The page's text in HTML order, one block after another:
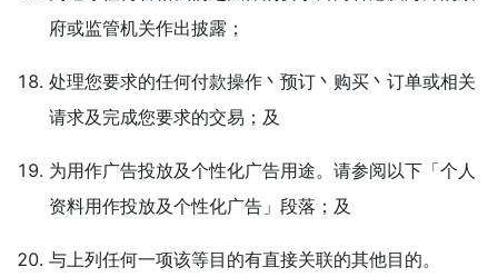
府或监管机关作出披露；
处理您要求的任何付款操作丶预订丶购买丶订单或相关
请求及完成您要求的交易；及
为用作广告投放及个性化广告用途。请参阅以下「个人
资料用作投放及个性化广告」段落；及
与上列任何一项该等目的有直接关联的其他目的。